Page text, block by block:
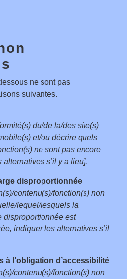
ne sont pas
suivantes.
du/de la/des site(s)
et/ou décrire quels
ne sont pas encore
s’il y a lieu].
disproportionnée
contenu(s)/fonction(s) non
lequel/lesquels la
disproportionnée est
indiquer les alternatives s’il
à l’obligation d’accessibilité
contenu(s)/fonction(s) non